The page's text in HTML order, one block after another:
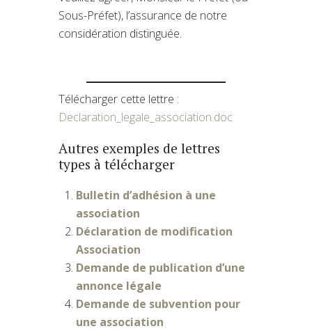
Sous-Préfet), l’assurance de notre
considération distinguée.
Télécharger cette lettre :
Declaration_legale_association.doc
Autres exemples de lettres
types à télécharger
Bulletin d’adhésion à une
association
Déclaration de modification
Association
Demande de publication d’une
annonce légale
Demande de subvention pour
une association